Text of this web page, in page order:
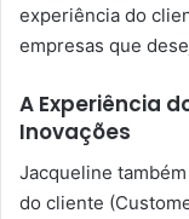
experiência do
empresas que
A Experiência
Inovações
Jacqueline
do cliente